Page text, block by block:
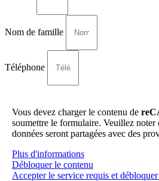
Nom de famille
Téléphone
Vous devez charger le contenu de
soumettre le formulaire. Veuillez noter
données seront partagées avec des
Plus d'informations
Débloquer le contenu
Accepter le service requis et